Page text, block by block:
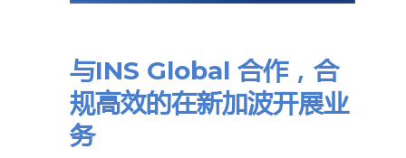
与INS Global 合作，合
规高效的在新加波开展业
务